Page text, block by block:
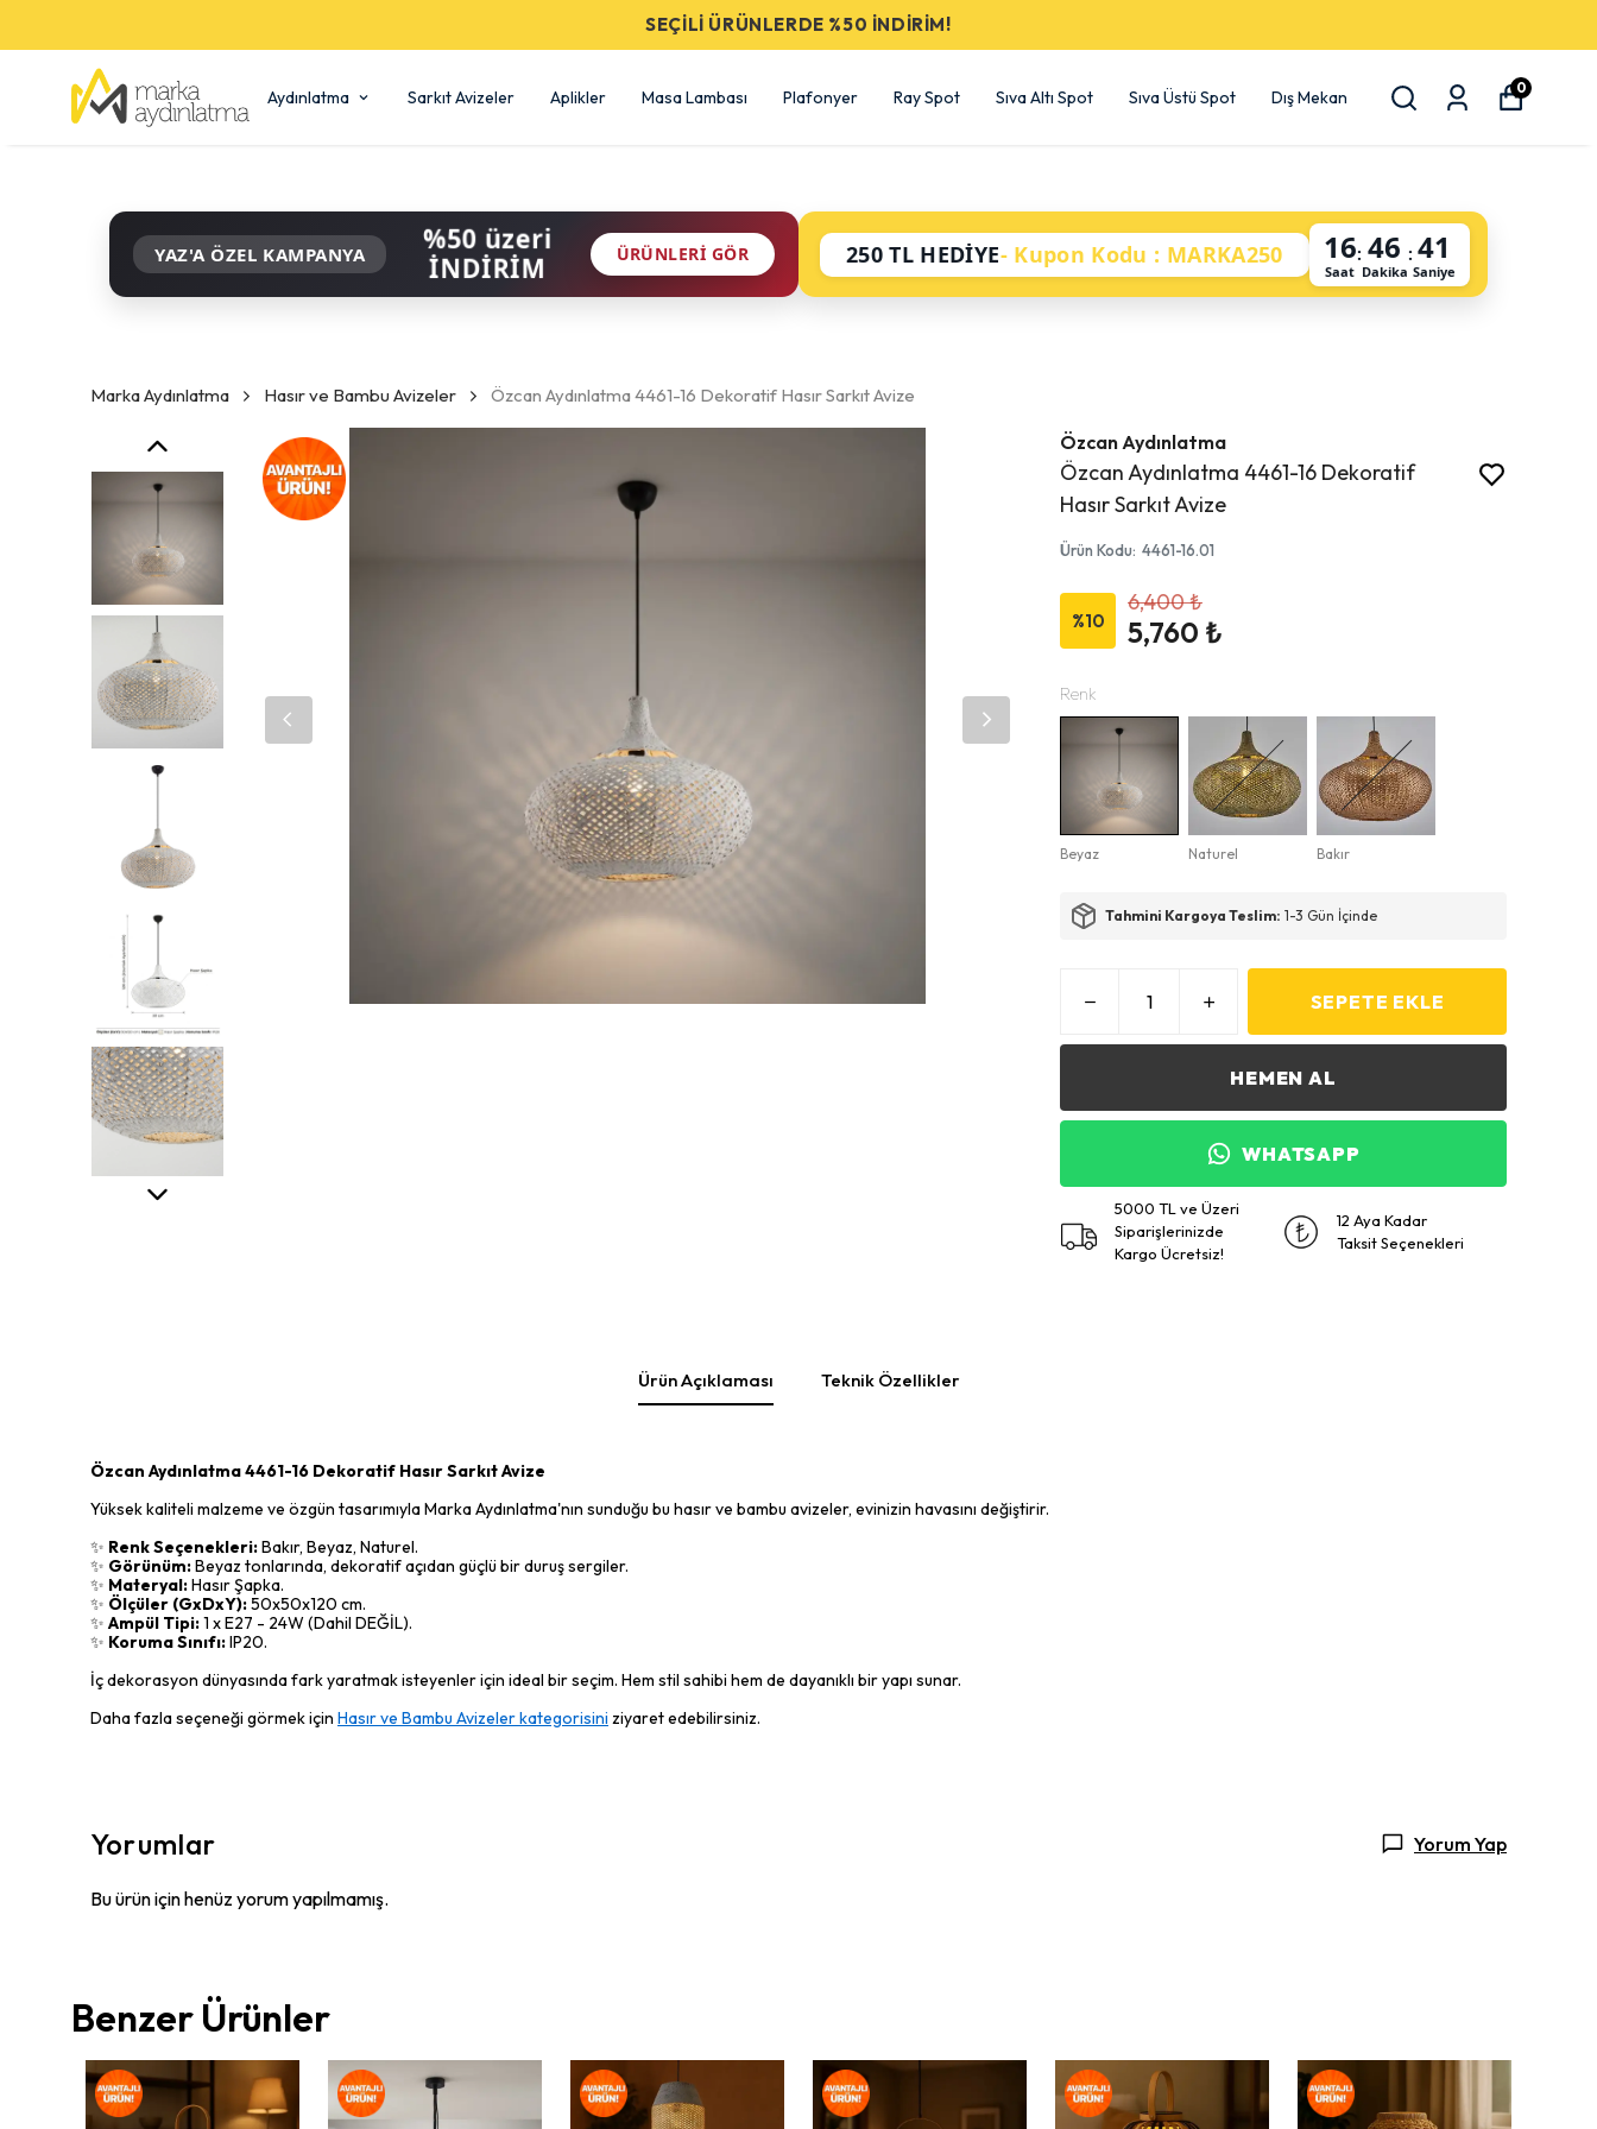
SEÇİLİ ÜRÜNLERDE %50 İNDİRİM!
Aydınlatma Sarkıt Avizeler Aplikler Masa Lambası Plafonyer Ray Spot Sıva Altı Spot Sıva Üstü Spot Dış Mekan 0
YAZ'A ÖZEL KAMPANYA %50 üzeri
İNDİRİM ÜRÜNLERI GÖR 250 TL HEDİYE- Kupon Kodu : MARKA250 16
Saat
: 46
Dakika
: 41
Saniye
Marka Aydınlatma Hasır ve Bambu Avizeler Özcan Aydınlatma 4461-16 Dekoratif Hasır Sarkıt Avize
Özcan Aydınlatma
Özcan Aydınlatma 4461-16 Dekoratif
Hasır Sarkıt Avize
Ürün Kodu: 4461-16.01
%10
6,400 ₺
5,760 ₺
Renk
Beyaz Naturel Bakır
Tahmini Kargoya Teslim: 1-3 Gün İçinde
SEPETE EKLE
HEMEN AL
WHATSAPP
5000 TL ve Üzeri
Siparişlerinizde
Kargo Ücretsiz!
12 Aya Kadar
Taksit Seçenekleri
Ürün Açıklaması Teknik Özellikler
Özcan Aydınlatma 4461-16 Dekoratif Hasır Sarkıt Avize
Yüksek kaliteli malzeme ve özgün tasarımıyla Marka Aydınlatma'nın sunduğu bu hasır ve bambu avizeler, evinizin havasını değiştirir.
✨ Renk Seçenekleri:Bakır, Beyaz, Naturel.
✨ Görünüm:Beyaz tonlarında, dekoratif açıdan güçlü bir duruş sergiler.
✨ Materyal:Hasır Şapka.
✨ Ölçüler (GxDxY):50x50x120 cm.
✨ Ampül Tipi:1 x E27 - 24W (Dahil DEĞİL).
✨ Koruma Sınıfı:IP20.
İç dekorasyon dünyasında fark yaratmak isteyenler için ideal bir seçim. Hem stil sahibi hem de dayanıklı bir yapı sunar.
Daha fazla seçeneği görmek için Hasır ve Bambu Avizeler kategorisini ziyaret edebilirsiniz.
Yorumlar Yorum Yap
Bu ürün için henüz yorum yapılmamış.
Benzer Ürünler